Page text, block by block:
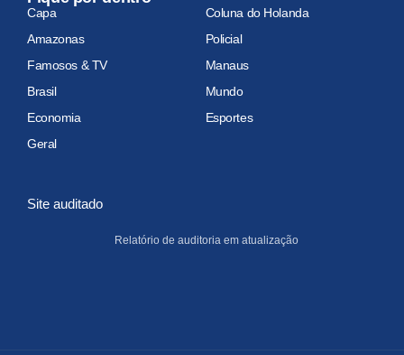
Capa
Coluna do Holanda
Amazonas
Policial
Famosos & TV
Manaus
Brasil
Mundo
Economia
Esportes
Geral
Site auditado
Relatório de auditoria em atualização